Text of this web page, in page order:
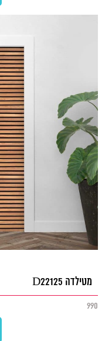
מטילדה D22125
990